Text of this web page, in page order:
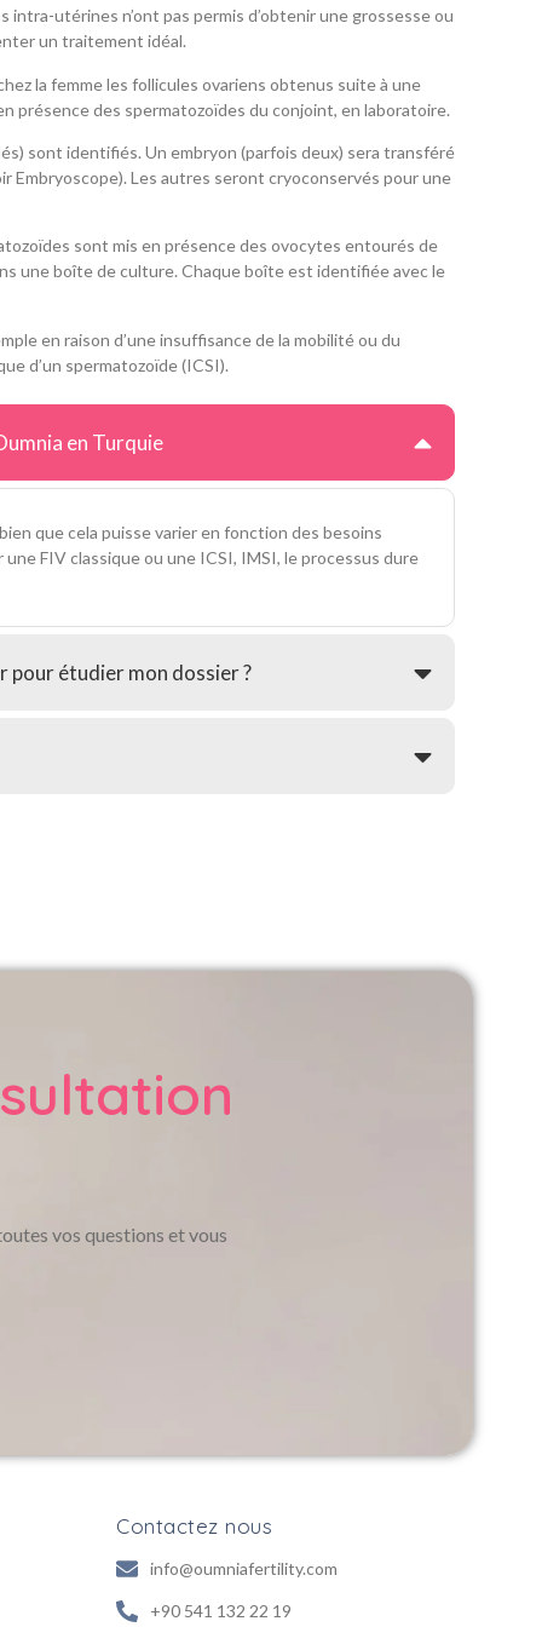
utérines n’ont pas permis d’obtenir une grossesse ou
un traitement idéal.
la femme les follicules ovariens obtenus suite à une
présence des spermatozoïdes du conjoint, en laboratoire.
sont identifiés. Un embryon (parfois deux) sera transféré
Embryoscope). Les autres seront cryoconservés pour une
sont mis en présence des ovocytes entourés de
une boîte de culture. Chaque boîte est identifiée avec le
en raison d’une insuffisance de la mobilité ou du
d’un spermatozoïde (ICSI).
en Turquie
que cela puisse varier en fonction des besoins
FIV classique ou une ICSI, IMSI, le processus dure
pour étudier mon dossier ?
vos questions et vous
Contactez nous
info@oumniafertility.com
+90 541 132 22 19